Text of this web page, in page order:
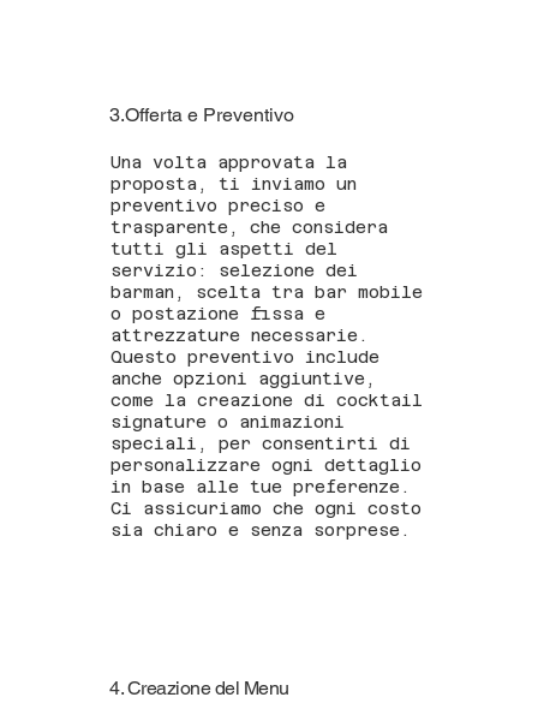
3.Offerta e Preventivo
Una volta approvata la
proposta, ti inviamo un
preventivo preciso e
trasparente, che considera
tutti gli aspetti del
servizio: selezione dei
barman, scelta tra bar mobile
o postazione fissa e
attrezzature necessarie.
Questo preventivo include
anche opzioni aggiuntive,
come la creazione di cocktail
signature o animazioni
speciali, per consentirti di
personalizzare ogni dettaglio
in base alle tue preferenze.
Ci assicuriamo che ogni costo
sia chiaro e senza sorprese.
4. Creazione del Menu